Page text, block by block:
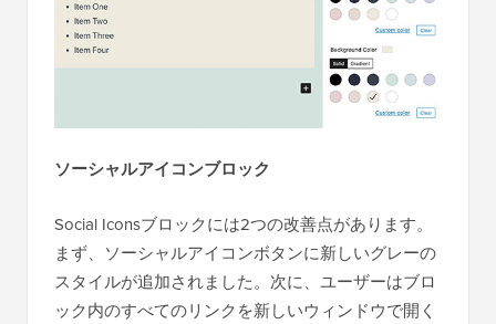
ソーシャルアイコンブロック
Social Iconsブロックには2つの改善点があります。
まず、ソーシャルアイコンボタンに新しいグレーの
スタイルが追加されました。次に、ユーザーはブロ
ック内のすべてのリンクを新しいウィンドウで開く